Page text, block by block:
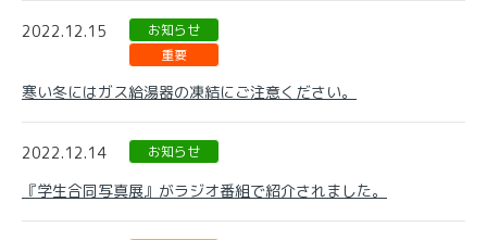
2022.12.15
お知らせ
重要
寒い冬にはガス給湯器の凍結にご注意ください。
2022.12.14 お知らせ
『学生合同写真展』がラジオ番組で紹介されました。